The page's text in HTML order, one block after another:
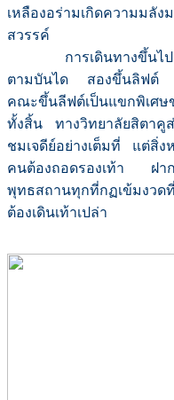
เหลืองอร่ามเกิดความมลัง
สวรรค์
การเดินทางขึ้นไปยัง
ตามบันได สองขึ้นลิฟต์
คณะขึ้นลีฟต์เป็นแขกพิเศษ
ทั้งสิ้น ทางวิทยาลัยสิตาคู
ชมเจดีย์อย่างเต็มที่ แต่สิ่
คนต้องถอดรองเท้า ฝา
พุทธสถานทุกที่กฏเข้มงวด
ต้องเดินเท้าเปล่า